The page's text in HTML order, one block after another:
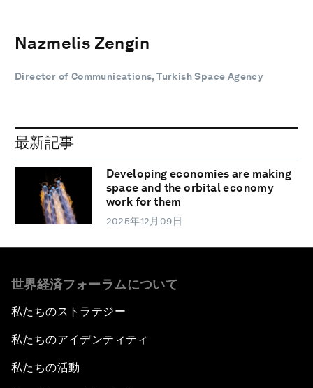
Nazmelis Zengin
Director of Communications, Turkish Space Agency
最新記事
Developing economies are making
space and the orbital economy
work for them
2025年12月09日
世界経済フォーラムについて
私たちのストラテジー
私たちのアイデンティティ
私たちの活動